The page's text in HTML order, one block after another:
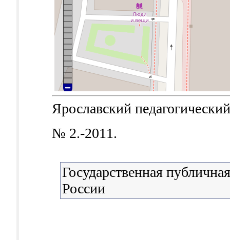
Ярославский
№ 2.-2011.
Государственная
России